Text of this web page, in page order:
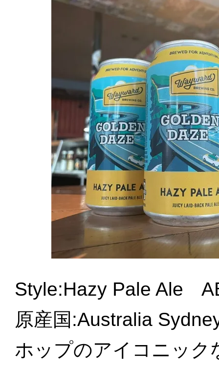
Style:Hazy Pale Ale
原産国:Australia
ホップのアイコニック